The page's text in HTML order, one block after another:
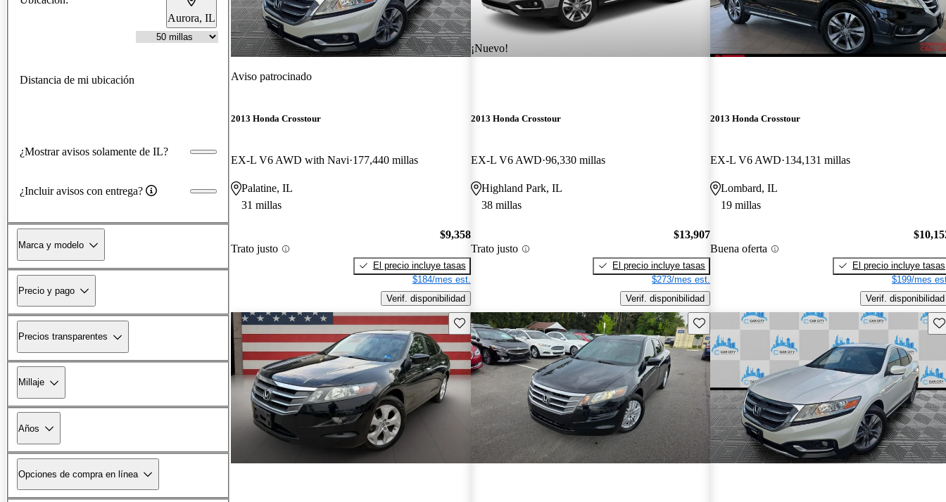
Aurora, IL
Distancia de mi ubicación
¿Mostrar avisos solamente de IL?
¿Incluir avisos con entrega?
Marca y modelo
Precio y pago
Precios transparentes
Millaje
Años
Opciones de compra en línea
Aviso patrocinado
2013 Honda Crosstour
EX-L V6 AWD with Navi 177,440 millas
Palatine, IL
31 millas
Trato justo
$9,358
El precio incluye tasas
$184/mes est.
Verif. disponibilidad
¡Nuevo!
2013 Honda Crosstour
EX-L V6 AWD 96,330 millas
Highland Park, IL
38 millas
Trato justo
$13,907
El precio incluye tasas
$273/mes est.
Verif. disponibilidad
2013 Honda Crosstour
EX-L V6 AWD 134,131 millas
Lombard, IL
19 millas
Buena oferta
El precio incluye tasas
$199/mes
Verif. disponibilidad
Guarda este Aviso Guarda este Aviso